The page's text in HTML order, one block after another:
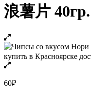
浪薯片 40гр.
60₽